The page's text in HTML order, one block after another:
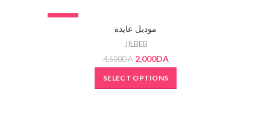
-56%
موديل عايدة
JILBEB
4,500DA 2,000DA
SELECT OPTIONS